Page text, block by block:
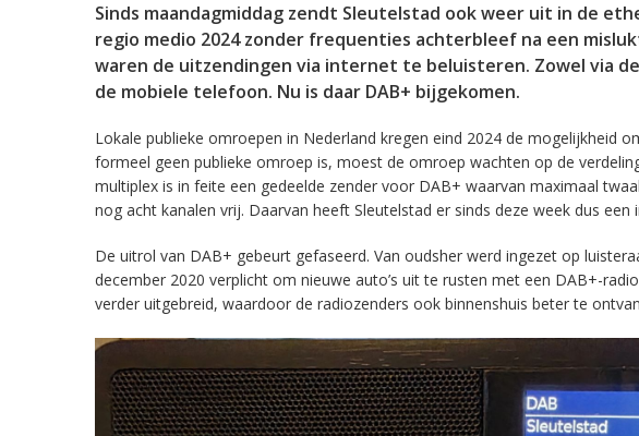
Sinds maandagmiddag zendt Sleutelstad ook weer uit in de
regio medio 2024 zonder frequenties achterbleef na een
waren de uitzendingen via internet te beluisteren. Zowel via
de mobiele telefoon. Nu is daar DAB+ bijgekomen.
Lokale publieke omroepen in Nederland kregen eind 2024 de mogelijkheid
formeel geen publieke omroep is, moest de omroep wachten op de
multiplex is in feite een gedeelde zender voor DAB+ waarvan maximaal
nog acht kanalen vrij. Daarvan heeft Sleutelstad er sinds deze week dus een
De uitrol van DAB+ gebeurt gefaseerd. Van oudsher werd ingezet op
december 2020 verplicht om nieuwe auto’s uit te rusten met een DAB+-
verder uitgebreid, waardoor de radiozenders ook binnenshuis beter te